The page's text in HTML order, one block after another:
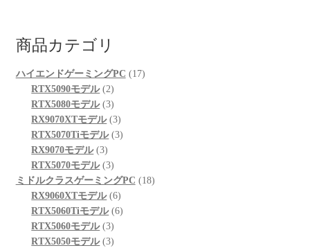
BE200
PCIEx1
ス
個
商品カテゴリ
ハイエンドゲーミングPC 1717
RTX5090モデル 22
個
の
商
RTX5080モデル 33
個
の
品
RX9070XTモデル 33
個
品
RTX5070Tiモデル 33
商
品
RX9070モデル 33
個
の
商
品
RTX5070モデル 33
個
の
商
品
ミドルクラスゲーミングPC 1818
RX9060XTモデル 66
個
RTX5060Tiモデル 66
RTX5060モデル 33
個
RTX5050モデル 33